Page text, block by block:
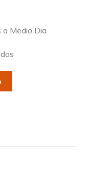
a Medio Dia